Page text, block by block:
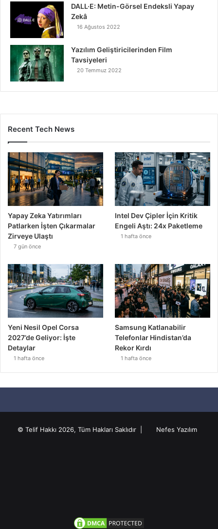
DALL·E: Metin-Görsel Endeksli Yapay
Zekâ
16 Ağustos 2022
Yazılım Geliştiricilerinden Film
Tavsiyeleri
20 Temmuz 2022
Recent Tech News
Yapay Zeka Yatırımları
Patlarken İşten Çıkarmalar
Zirveye Ulaştı
7 gün önce
Intel Dev Çipler İçin Kritik
Engeli Aştı: 24x Paketleme
1 hafta önce
Yeni Nesil Opel Corsa
2027’de Geliyor: İşte
Detaylar
1 hafta önce
Samsung Katlanabilir
Telefonlar Hindistan’da
Rekor Kırdı
1 hafta önce
© Telif Hakkı 2026, Tüm Hakları Saklıdır | Nefes Yazılım